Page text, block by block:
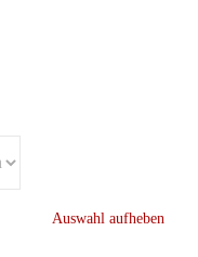
Auswahl aufheben